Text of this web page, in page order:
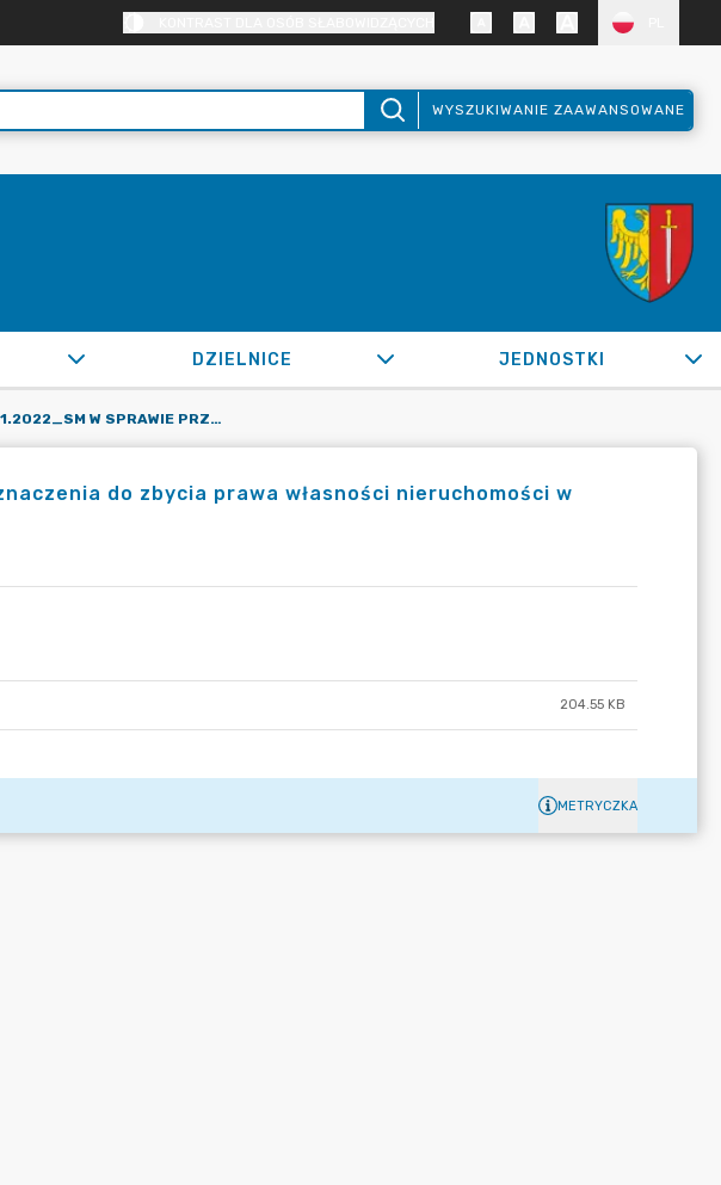
WYSZUKIWANIE ZAAWANSOWANE
DZIELNICE JEDNOSTKI
OR.0050.291.2022_SM W SPRAWIE PRZEZNACZENIA DO ZBYCIA PRAWA WŁASNOŚCI NIERUCHOMOŚCI W ŻORACH
do zbycia prawa własności nieruchomości w
204.55 KB
METRYCZKA